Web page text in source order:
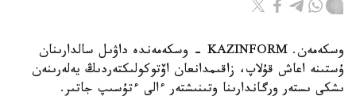
وسكەمەن. KAZINFORM - وسكەمەندە داۋىل سالدارىنان
ۇستىنە اعاش قۇلاپ، زاقىمدانعان اۆتوكولىكتەردىڭ يەلەرىنەن
ىشكى ىستەر ورگاندارىنا وتىنىشتەر ءالى ءتۇسىپ جاتىر.